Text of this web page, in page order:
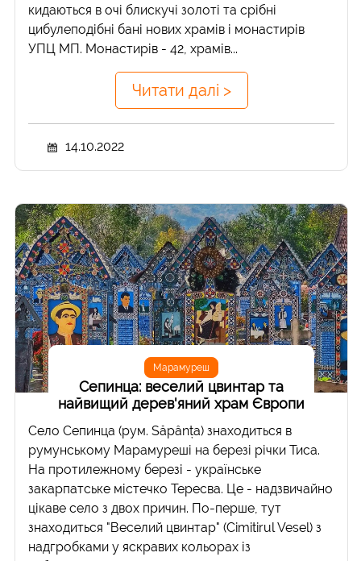
кидаються в очі блискучі золоті та срібні
цибулеподібні бані нових храмів і монастирів
УПЦ МП. Монастирів - 42, храмів...
Читати далі >
14.10.2022
Марамуреш
Сепинца: веселий цвинтар та
найвищий дерев'яний храм Європи
Село Сепинца (рум. Săpânța) знаходиться в
румунському Марамуреші на березі річки Тиса.
На протилежному березі - українське
закарпатське містечко Тересва. Це - надзвичайно
цікаве село з двох причин. По-перше, тут
знаходиться "Веселий цвинтар" (Cimitirul Vesel) з
надгробками у яскравих кольорах із